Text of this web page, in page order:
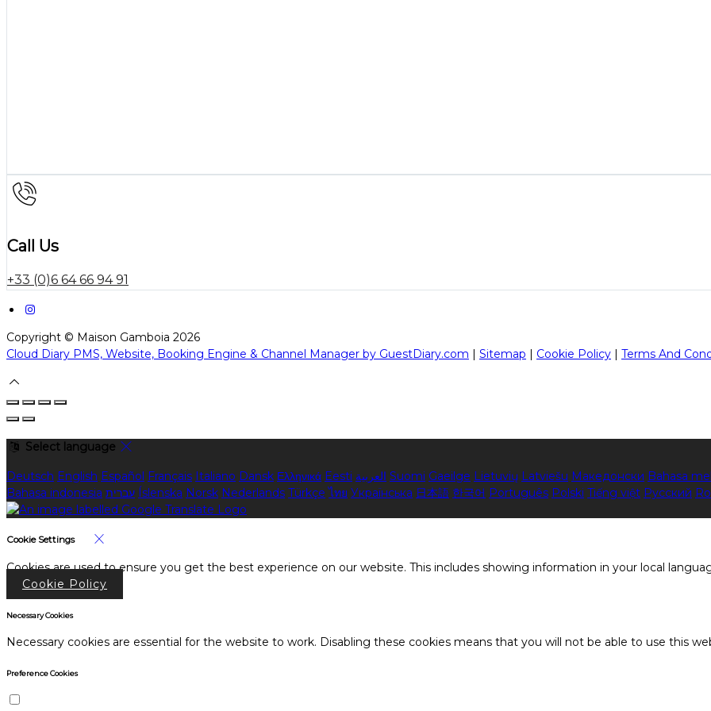
Call Us
+33 (0)6 64 66 94 91
Copyright © Maison Gamboia 2026
Cloud Diary PMS, Website, Booking Engine & Channel Manager by GuestDiary.com | Sitemap | Cookie Policy | Terms And
Select language
Deutsch English Español Français Italiano Dansk Ελληνικά Eesti العربية Suomi Gaeilge Lietuvių Latviešu Македонски Bahasa
Bahasa indonesia עברית Íslenska Norsk Nederlands Türkçe ไทย Українська 日本語 한국어 Português Polski Tiếng việt Русский
Cookie Settings
Cookies are used to ensure you get the best experience on our website. This includes showing information in your local
Cookie Policy
Necessary Cookies
Necessary cookies are essential for the website to work. Disabling these cookies means that you will not be able to use this
Preference Cookies